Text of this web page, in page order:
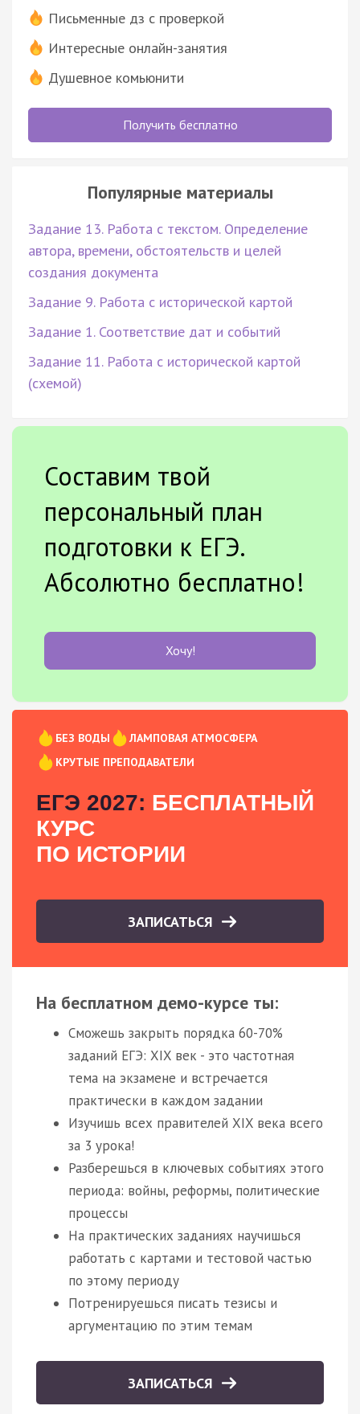
Письменные дз с проверкой
Интересные онлайн-занятия
Душевное комьюнити
Получить бесплатно
Популярные материалы
Задание 13. Работа с текстом. Определение
автора, времени, обстоятельств и целей
создания документа
Задание 9. Работа с исторической картой
Задание 1. Соответствие дат и событий
Задание 11. Работа с исторической картой
(схемой)
Составим твой
персональный план
подготовки к ЕГЭ.
Абсолютно бесплатно!
Хочу!
БЕЗ ВОДЫ
ЛАМПОВАЯ АТМОСФЕРА
КРУТЫЕ ПРЕПОДАВАТЕЛИ
ЕГЭ 2027: БЕСПЛАТНЫЙ
КУРС
ПО ИСТОРИИ
ЗАПИСАТЬСЯ
На бесплатном демо-курсе ты:
Сможешь закрыть порядка 60-70%
заданий ЕГЭ: XIX век - это частотная
тема на экзамене и встречается
практически в каждом задании
Изучишь всех правителей XIX века всего
за 3 урока!
Разберешься в ключевых событиях этого
периода: войны, реформы, политические
процессы
На практических заданиях научишься
работать с картами и тестовой частью
по этому периоду
Потренируешься писать тезисы и
аргументацию по этим темам
ЗАПИСАТЬСЯ